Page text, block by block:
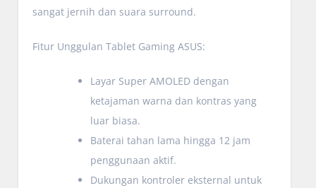
sangat jernih dan suara surround.
Fitur Unggulan Tablet Gaming ASUS:
Layar Super AMOLED dengan
ketajaman warna dan kontras yang
luar biasa.
Baterai tahan lama hingga 12 jam
penggunaan aktif.
Dukungan kontroler eksternal untuk